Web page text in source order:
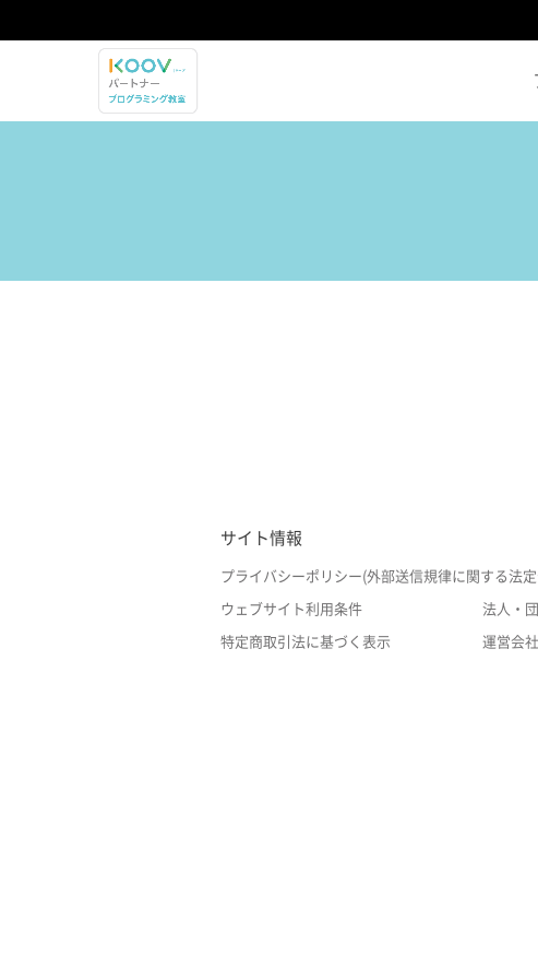
サイト情報
プライバシーポリシー(外部送信規律に関する法定
ウェブサイト利用条件 法人・
特定商取引法に基づく表示 運営会社